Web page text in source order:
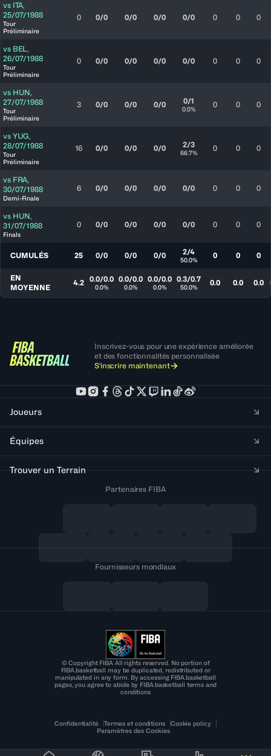
vs ITA,
25/07/1988
Tour
Préliminaire
0 0/0 0/0 0/0 0/0 0 0 0
vs BEL,
26/07/1988
Tour
Préliminaire
0 0/0 0/0 0/0 0/0 0 0 0
vs HUN,
27/07/1988
Tour
Préliminaire
3 0/0 0/0 0/0 0/1
0.0% 0 0 0
vs YUG,
28/07/1988
Tour
Préliminaire
16 0/0 0/0 0/0 2/3
66.7% 0 0 0
vs FRA,
30/07/1988
Demi-Finale
6 0/0 0/0 0/0 0/0 0 0 0
vs HUN,
31/07/1988
Finals
0 0/0 0/0 0/0 0/0 0 0 0
CUMULÉS 25 0/0 0/0 0/0 2/4
50.0% 0 0 0
EN
MOYENNE
4.2 0.0/0.0
0.0%
0.0/0.0
0.0%
0.0/0.0
0.0%
0.3/0.7
50.0% 0.0 0.0 0.0
Inscrivez-vous pour une expérience améliorée
et des fonctionnalités personnalisée
S'inscrire maintenant
Joueurs
Équipes
Trouver un Terrain
Partenaires FIBA
Fournisseurs mondiaux
© Copyright FIBA All rights reserved. No portion of
FIBA.basketball may be duplicated, redistributed or
manipulated in any form. By accessing FIBA.basketball
pages, you agree to abide by FIBA.basketball terms and
conditions
Confidentialité Termes et conditions
Cookie policy
Paramètres des Cookies